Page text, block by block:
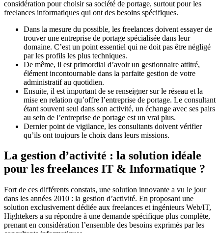
considération pour choisir sa société de portage, surtout pour les
freelances informatiques qui ont des besoins spécifiques.
Dans la mesure du possible, les freelances doivent essayer de
trouver une entreprise de portage spécialisée dans leur
domaine. C’est un point essentiel qui ne doit pas être négligé
par les profils les plus techniques.
De même, il est primordial d’avoir un gestionnaire attitré,
élément incontournable dans la parfaite gestion de votre
administratif au quotidien.
Ensuite, il est important de se renseigner sur le réseau et la
mise en relation qu’offre l’entreprise de portage. Le consultant
étant souvent seul dans son activité, un échange avec ses pairs
au sein de l’entreprise de portage est un vrai plus.
Dernier point de vigilance, les consultants doivent vérifier
qu’ils ont toujours le choix dans leurs missions.
La gestion d’activité : la solution idéale
pour les freelances IT & Informatique ?
Fort de ces différents constats, une solution innovante a vu le jour
dans les années 2010 : la gestion d’activité. En proposant une
solution exclusivement dédiée aux freelances et ingénieurs Web/IT,
Hightekers a su répondre à une demande spécifique plus complète,
prenant en considération l’ensemble des besoins exprimés par les